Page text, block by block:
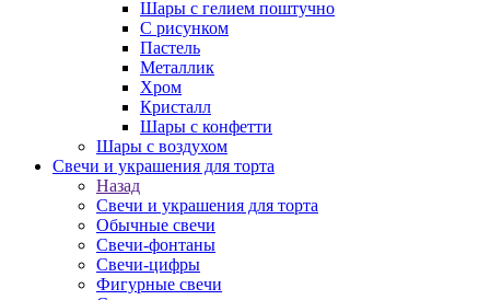
Шары с гелием поштучно
С рисунком
Пастель
Металлик
Хром
Кристалл
Шары с конфетти
Шары с воздухом
Свечи и украшения для торта
Назад
Свечи и украшения для торта
Обычные свечи
Свечи-фонтаны
Свечи-цифры
Фигурные свечи